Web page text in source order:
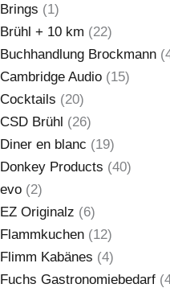
Brings (1)
Brühl + 10 km (22)
Buchhandlung Brockmann
Cambridge Audio (15)
Cocktails (20)
CSD Brühl (26)
Diner en blanc (19)
Donkey Products (40)
evo (2)
EZ Originalz (6)
Flammkuchen (12)
Flimm Kabänes (4)
Fuchs Gastronomiebedarf